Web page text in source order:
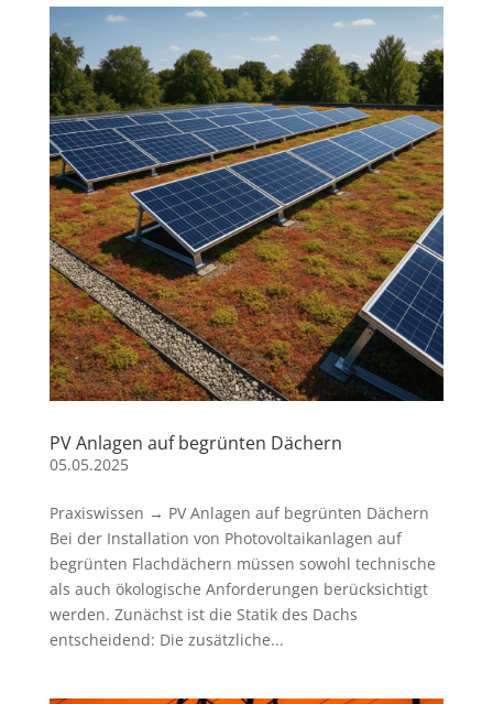
PV Anlagen auf begrünten Dächern
05.05.2025
Praxiswissen → PV Anlagen auf begrünten Dächern
Bei der Installation von Photovoltaikanlagen auf
begrünten Flachdächern müssen sowohl technische
als auch ökologische Anforderungen berücksichtigt
werden. Zunächst ist die Statik des Dachs
entscheidend: Die zusätzliche...